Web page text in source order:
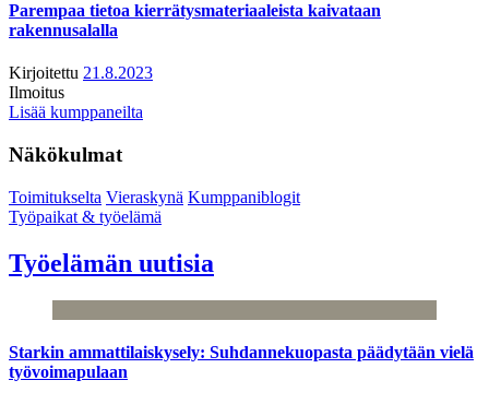
Parempaa tietoa kierrätysmateriaaleista kaivataan
rakennusalalla
Kirjoitettu 21.8.2023
Ilmoitus
Lisää kumppaneilta
Näkökulmat
Toimitukselta Vieraskynä Kumppaniblogit
Työpaikat & työelämä
Työelämän uutisia
Starkin ammattilaiskysely: Suhdannekuopasta päädytään vielä
työvoimapulaan